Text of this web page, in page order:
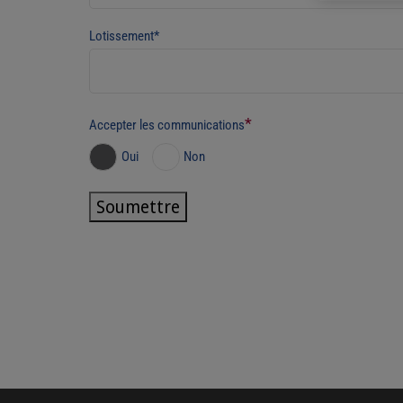
Lotissement*
Accepter les communications*
Oui Non
Soumettre